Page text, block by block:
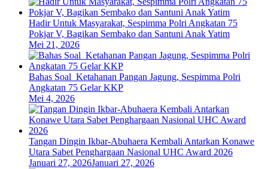
Hadir Untuk Masyarakat, Sespimma Polri Angkatan 75
Pokjar V, Bagikan Sembako dan Santuni Anak Yatim
Mei 21, 2026
Bahas Soal Ketahanan Pangan Jagung, Sespimma Polri
Angkatan 75 Gelar KKP
Mei 4, 2026
Tangan Dingin Ikbar-Abuhaera Kembali Antarkan Konawe
Utara Sabet Penghargaan Nasional UHC Award 2026
Januari 27, 2026Januari 27, 2026